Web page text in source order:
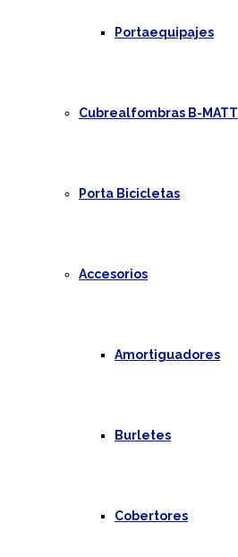
Portaequipajes
Cubrealfombras B-MATT
Porta Bicicletas
Accesorios
Amortiguadores
Burletes
Cobertores